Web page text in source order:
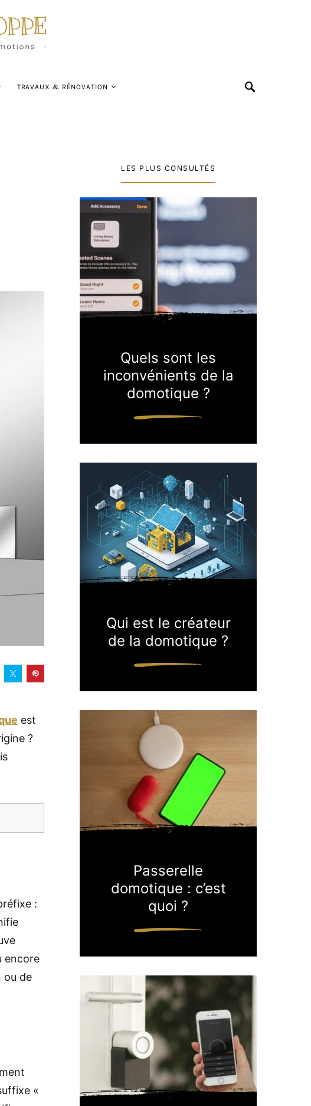
TRAVAUX & RÉNOVATION
est
?
:
encore
ou de
«
LES PLUS CONSULTÉS
Quels sont les
inconvénients de la
domotique ?
Qui est le créateur
de la domotique ?
Passerelle
domotique : c’est
quoi ?